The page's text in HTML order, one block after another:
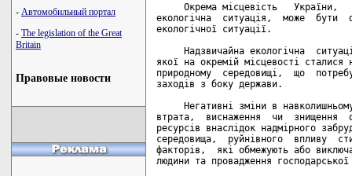
- Автомобильный портал
- The legislation of the Great
Britain
Правовые новости
Окрема місцевість   України,
екологічна  ситуація,  може  бути
екологічної ситуації.
Надзвичайна екологічна
якої на окремій місцевості сталися
природному  середовищі,  що
заходів з боку держави.
Негативні зміни в
втрата,  виснаження  чи  знищення
ресурсів внаслідок надмірного
середовища,  руйнівного  впливу
факторів,  які обмежують або
людини та провадження